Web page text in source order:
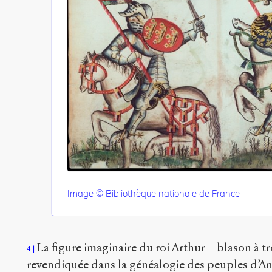
Image © Bibliothèque nationale de France
4
La figure imaginaire du roi Arthur – blason à
revendiquée dans la généalogie des peuples